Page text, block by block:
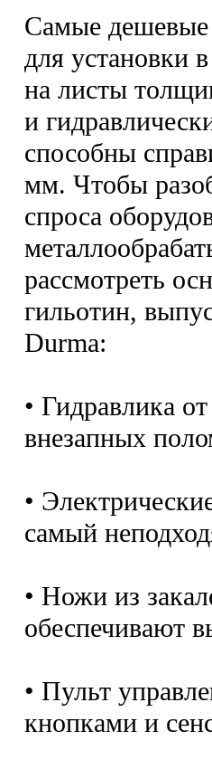
Самые дешевые
для установки
на листы
и
способны
мм. Чтобы
спроса
рассмотреть
гильотин,
Durma:
• Гидравлика
внезапных
•
самый
• Ножи из
обеспечивают
• Пульт
кнопками и